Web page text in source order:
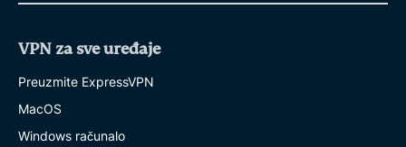
VPN za sve uređaje
Preuzmite ExpressVPN
MacOS
Windows računalo